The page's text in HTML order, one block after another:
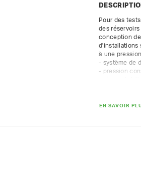
Pour des
des
conception de
d'installations
à une
- système de
- pression
EN SAVOIR